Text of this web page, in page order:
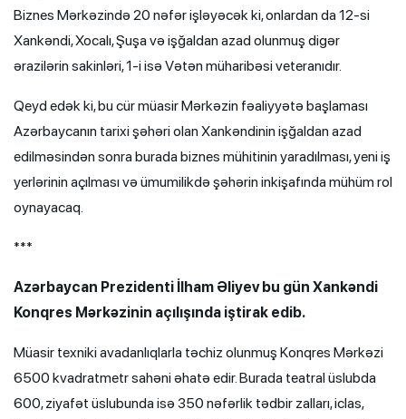
Biznes Mərkəzində 20 nəfər işləyəcək ki, onlardan da 12-si
Xankəndi, Xocalı, Şuşa və işğaldan azad olunmuş digər
ərazilərin sakinləri, 1-i isə Vətən müharibəsi veteranıdır.
Qeyd edək ki, bu cür müasir Mərkəzin fəaliyyətə başlaması
Azərbaycanın tarixi şəhəri olan Xankəndinin işğaldan azad
edilməsindən sonra burada biznes mühitinin yaradılması, yeni iş
yerlərinin açılması və ümumilikdə şəhərin inkişafında mühüm rol
oynayacaq.
***
Azərbaycan Prezidenti İlham Əliyev bu gün Xankəndi
Konqres Mərkəzinin açılışında iştirak edib.
Müasir texniki avadanlıqlarla təchiz olunmuş Konqres Mərkəzi
6500 kvadratmetr sahəni əhatə edir. Burada teatral üslubda
600, ziyafət üslubunda isə 350 nəfərlik tədbir zalları, iclas,